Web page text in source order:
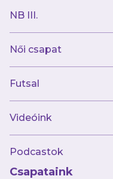
NB III.
Női csapat
Futsal
Videóink
Podcastok
Csapataink
2025.10.17
Minden